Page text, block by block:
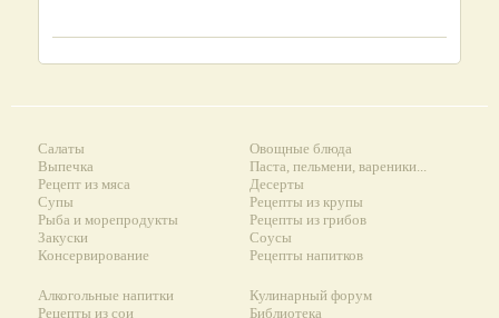
Салаты
Выпечка
Рецепт из мяса
Супы
Рыба и морепродукты
Закуски
Консервирование
Овощные блюда
Паста, пельмени, вареники...
Десерты
Рецепты из крупы
Рецепты из грибов
Соусы
Рецепты напитков
Алкогольные напитки
Рецепты из сои
Кулинарный форум
Библиотека